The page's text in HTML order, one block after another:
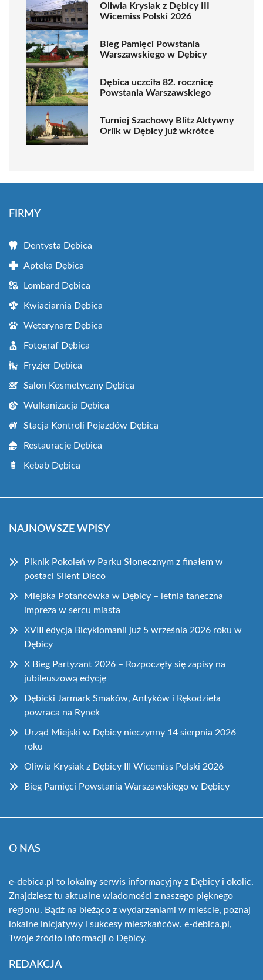
Oliwia Krysiak z Dębicy III
Wicemiss Polski 2026
Bieg Pamięci Powstania
Warszawskiego w Dębicy
Dębica uczciła 82. rocznicę
Powstania Warszawskiego
Turniej Szachowy Blitz Aktywny
Orlik w Dębicy już wkrótce
FIRMY
Dentysta Dębica
Apteka Dębica
Lombard Dębica
Kwiaciarnia Dębica
Weterynarz Dębica
Fotograf Dębica
Fryzjer Dębica
Salon Kosmetyczny Dębica
Wulkanizacja Dębica
Stacja Kontroli Pojazdów Dębica
Restauracje Dębica
Kebab Dębica
NAJNOWSZE WPISY
Piknik Pokoleń w Parku Słonecznym z finałem w
postaci Silent Disco
Miejska Potańcówka w Dębicy – letnia taneczna
impreza w sercu miasta
XVIII edycja Bicyklomanii już 5 września 2026 roku w
Dębicy
X Bieg Partyzant 2026 – Rozpoczęły się zapisy na
jubileuszową edycję
Dębicki Jarmark Smaków, Antyków i Rękodzieła
powraca na Rynek
Urząd Miejski w Dębicy nieczynny 14 sierpnia 2026
roku
Oliwia Krysiak z Dębicy III Wicemiss Polski 2026
Bieg Pamięci Powstania Warszawskiego w Dębicy
O NAS
e-debica.pl to lokalny serwis informacyjny z Dębicy i okolic.
Znajdziesz tu aktualne wiadomości z naszego pięknego
regionu. Bądź na bieżąco z wydarzeniami w mieście, poznaj
lokalne inicjatywy i sukcesy mieszkańców. e-debica.pl,
Twoje źródło informacji o Dębicy.
REDAKCJA